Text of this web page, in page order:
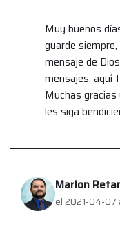
Muy buenos
guarde
mensaje de
mensajes, aquí
Muchas
les siga
Marlon
el 2021-04-07